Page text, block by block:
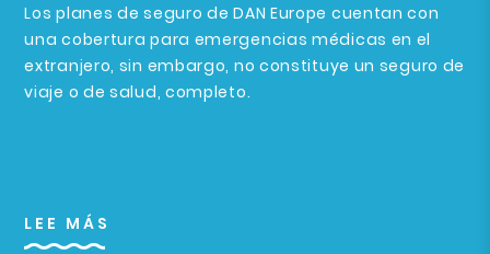
Los planes de seguro de DAN Europe cuentan con
una cobertura para emergencias médicas en el
extranjero, sin embargo, no constituye un seguro de
viaje o de salud, completo.
LEE MÁS